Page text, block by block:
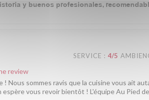
y buenos profesionales,
SERVICE : 4/5
review
Nous sommes ravis que la cuisine vous ait
vous revoir bientôt ! L'équipe Au Pied de